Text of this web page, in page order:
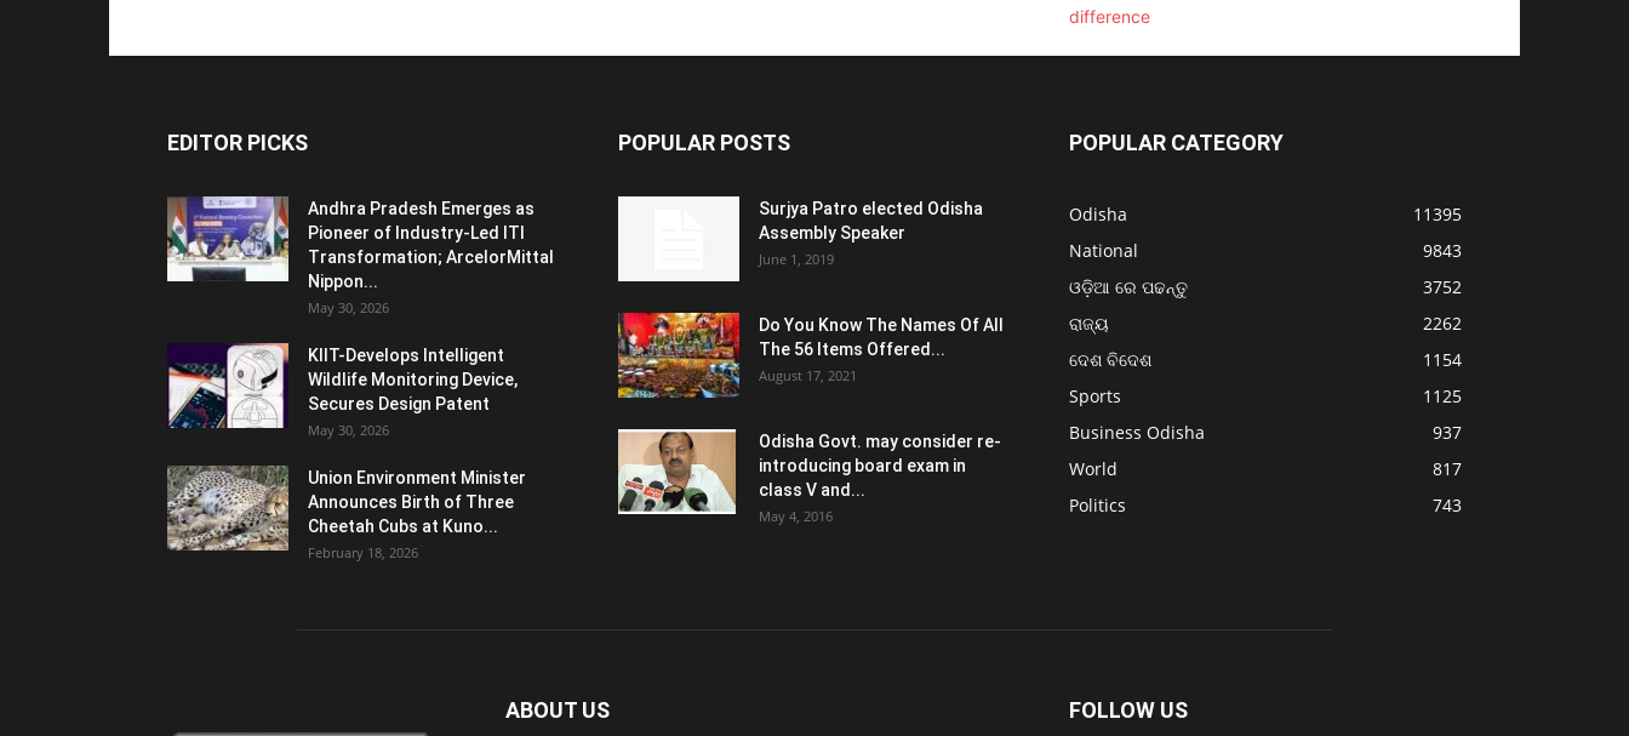
EDITOR PICKS
Andhra Pradesh Emerges as
Pioneer of Industry-Led ITI
Transformation; ArcelorMittal
Nippon...
May 30, 2026
KIIT-Develops Intelligent
Wildlife Monitoring Device,
Secures Design Patent
May 30, 2026
Union Environment Minister
Announces Birth of Three
Cheetah Cubs at Kuno...
February 18, 2026
POPULAR POSTS
Surjya Patro elected Odisha
Assembly Speaker
June 1, 2019
Do You Know The Names Of All
The 56 Items Offered...
August 17, 2021
Odisha Govt. may consider re-
introducing board exam in
class V and...
May 4, 2016
POPULAR CATEGORY
Odisha
11395
National
9843
ଓଡ଼ିଆ ରେ ପଢନ୍ତୁ
3752
ରାଜ୍ୟ
2262
ଦେଶ ବିଦେଶ
1154
Sports
1125
Business Odisha
937
World
817
Politics
743
ABOUT US FOLLOW US